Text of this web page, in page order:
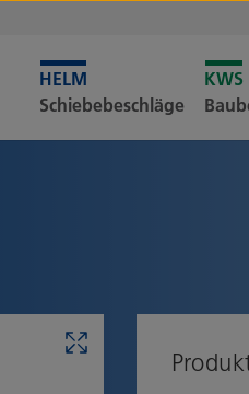
Schiebebeschläge